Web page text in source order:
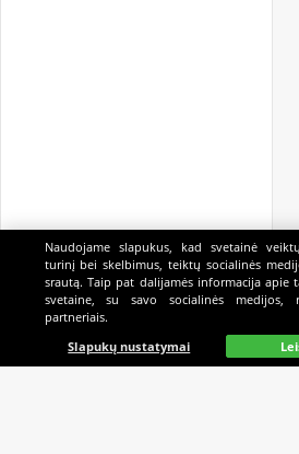
Pagrindinis Gyvai Paieška
Naudojame slapukus, kad svetainė
turinį bei skelbimus, teiktų socialinės
srautą. Taip pat dalijamės informacija apie
svetaine, su savo socialinės medijos,
partneriais.
Slapukų nustatymai